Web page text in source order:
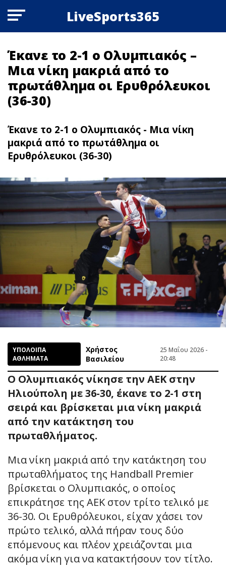
LiveSports365
Έκανε το 2-1 ο Ολυμπιακός –
Μια νίκη μακριά από το
πρωτάθλημα οι Ερυθρόλευκοι
(36-30)
Έκανε το 2-1 ο Ολυμπιακός - Μια νίκη
μακριά από το πρωτάθλημα οι
Ερυθρόλευκοι (36-30)
ΥΠΟΛΟΙΠΑ
ΑΘΛΗΜΑΤΑ
Χρήστος
Βασιλείου
25 Μαΐου 2026 -
20:48
Ο Ολυμπιακός νίκησε την ΑΕΚ στην
Ηλιούπολη με 36-30, έκανε το 2-1 στη
σειρά και βρίσκεται μια νίκη μακριά
από την κατάκτηση του
πρωταθλήματος.
Μια νίκη μακριά από την κατάκτηση του
πρωταθλήματος της Handball Premier
βρίσκεται ο Ολυμπιακός, ο οποίος
επικράτησε της ΑΕΚ στον τρίτο τελικό με
36-30. Οι Ερυθρόλευκοι, είχαν χάσει τον
πρώτο τελικό, αλλά πήραν τους δύο
επόμενους και πλέον χρειάζονται μια
ακόμα νίκη για να κατακτήσουν τον τίτλο.